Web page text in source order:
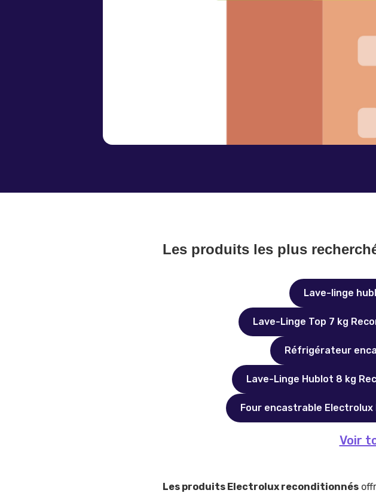
Les produits les plus
Lave-linge
Lave-Linge Top 7 kg
Réfrigérateur
Lave-Linge Hublot 8 kg
Four encastrable Electrolux
Voir
Les produits Electrolux reconditionnés